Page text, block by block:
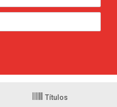
Títulos